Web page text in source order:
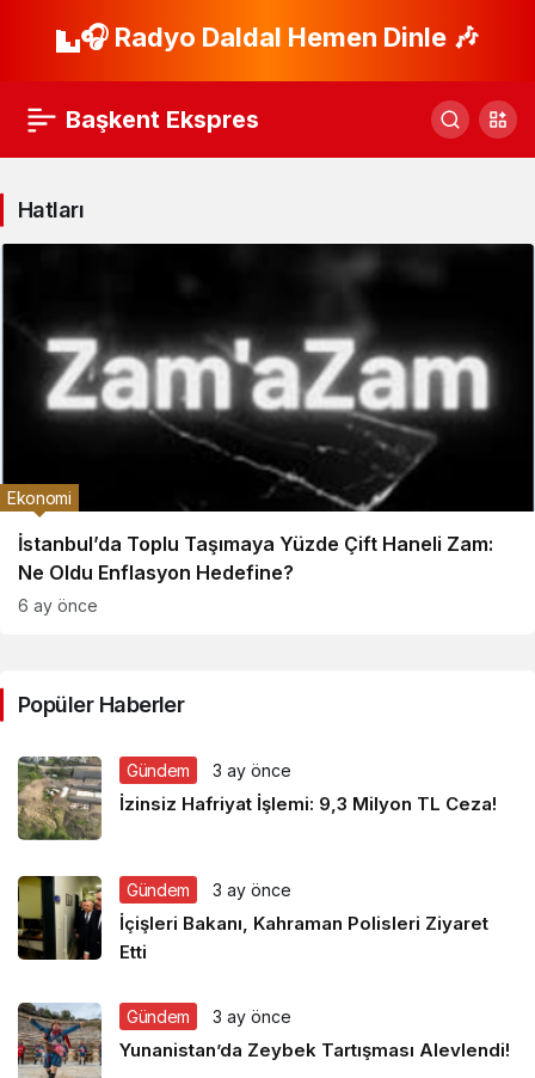
🎧 Radyo Daldal Hemen Dinle 🎶
Başkent Ekspres
Hatları
İstanbul’da Toplu Taşımaya Yüzde Çift Haneli Zam:
Ne Oldu Enflasyon Hedefine?
Ekonomi
6 ay önce
Popüler Haberler
Gündem 3 ay önce
İzinsiz Hafriyat İşlemi: 9,3 Milyon TL Ceza!
Gündem 3 ay önce
İçişleri Bakanı, Kahraman Polisleri Ziyaret
Etti
Gündem 3 ay önce
Yunanistan’da Zeybek Tartışması Alevlendi!